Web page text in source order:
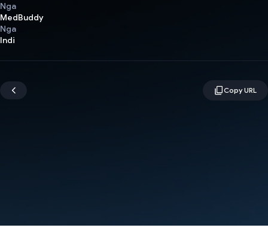
Nga
MedBuddy
Nga
Indi